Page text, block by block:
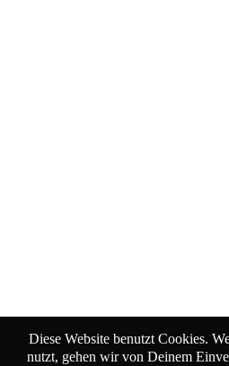
Diese Website benutzt Cookies.
nutzt, gehen wir von Deinem